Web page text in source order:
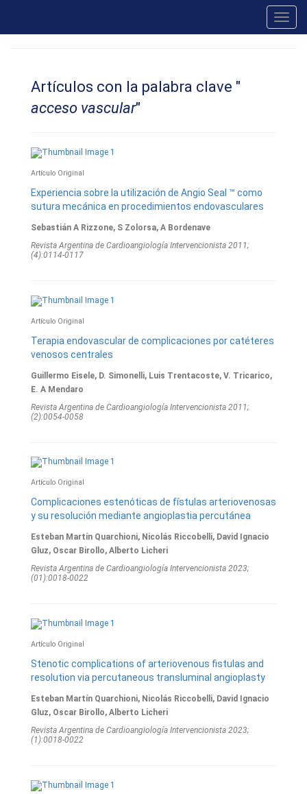
Artículos con la palabra clave "
acceso vascular"
Artículo Original
Experiencia sobre la utilización de Angio Seal ™ como
sutura mecánica en procedimientos endovasculares
Sebastián A Rizzone, S Zolorsa, A Bordenave
Revista Argentina de Cardioangiologí­a Intervencionista 2011;
(4):0114-0117
Artículo Original
Terapia endovascular de complicaciones por catéteres
venosos centrales
Guillermo Eisele, D. Simonelli, Luis Trentacoste, V. Tricarico,
E. A Mendaro
Revista Argentina de Cardioangiologí­a Intervencionista 2011;
(2):0054-0058
Artículo Original
Complicaciones estenóticas de fístulas arteriovenosas
y su resolución mediante angioplastia percutánea
Esteban Martín Quarchioni, Nicolás Riccobelli, David Ignacio
Gluz, Oscar Birollo, Alberto Licheri
Revista Argentina de Cardioangiologí­a Intervencionista 2023;
(01):0018-0022
Artículo Original
Stenotic complications of arteriovenous fistulas and
resolution via percutaneous transluminal angioplasty
Esteban Martín Quarchioni, Nicolás Riccobelli, David Ignacio
Gluz, Oscar Birollo, Alberto Licheri
Revista Argentina de Cardioangiologí­a Intervencionista 2023;
(1):0018-0022